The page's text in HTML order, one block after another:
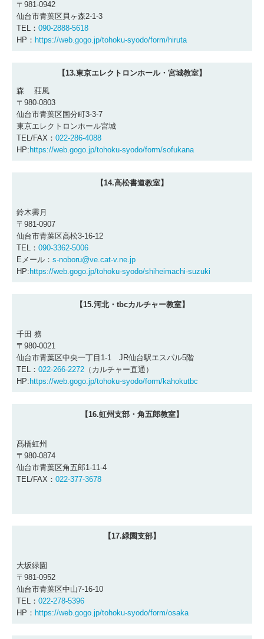
〒981-0942
仙台市青葉区貝ヶ森2-1-3
TEL： 090-2888-5618
HP： https://web.gogo.jp/tohoku-syodo/form/hiruta
【13.東京エレクトロンホール・宮城教室】
森 莊風
〒980-0803
仙台市青葉区国分町3-3-7
東京エレクトロンホール宮城
TEL/FAX： 022-286-4088
HP:https://web.gogo.jp/tohoku-syodo/form/sofukana
【14.高松書道教室】
鈴木霽月
〒981-0907
仙台市青葉区高松3-16-12
TEL： 090-3362-5006
Eメール： s-noboru@ve.cat-v.ne.jp
HP:https://web.gogo.jp/tohoku-syodo/shiheimachi-suzuki
【15.河北・tbcカルチャー教室】
千田 務
〒980-0021
仙台市青葉区中央一丁目1-1 JR仙台駅エスパル5階
TEL： 022‐266-2272 （カルチャー直通）
HP:https://web.gogo.jp/tohoku-syodo/form/kahokutbc
【16.虹州支部・角五郎教室】
髙橋虹州
〒980-0874
仙台市青葉区角五郎1-11-4
TEL/FAX： 022-377-3678
【17.緑園支部】
大坂緑園
〒981-0952
仙台市青葉区中山7-16-10
TEL： 022-278-5396
HP： https://web.gogo.jp/tohoku-syodo/form/osaka